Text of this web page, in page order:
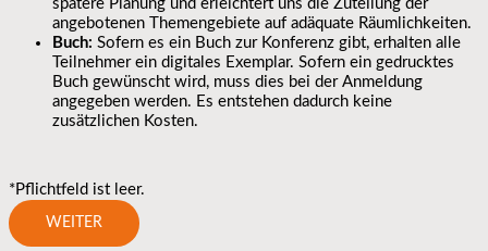
spätere Planung und erleichtert uns die Zuteilung der
angebotenen Themengebiete auf adäquate Räumlichkeiten.
Buch: Sofern es ein Buch zur Konferenz gibt, erhalten alle
Teilnehmer ein digitales Exemplar. Sofern ein gedrucktes
Buch gewünscht wird, muss dies bei der Anmeldung
angegeben werden. Es entstehen dadurch keine
zusätzlichen Kosten.
*Pflichtfeld ist leer.
WEITER